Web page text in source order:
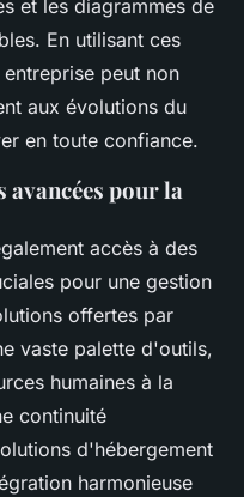
et les diagrammes de
En utilisant ces
peut non
aux évolutions du
en toute confiance.
avancées pour la
accès à des
pour une gestion
offertes par
vaste palette d'outils,
humaines à la
continuité
d'hébergement
harmonieuse